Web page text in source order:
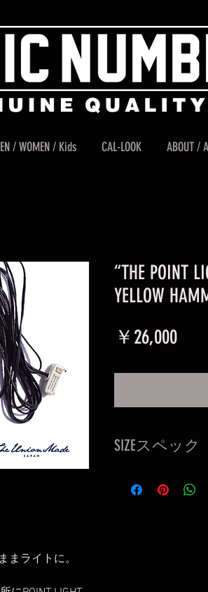
/ WOMEN / Kids CAL-LOOK ABOUT /
まライトに。
“THE POINT
YELLOW
￥26,000価
SIZEスペック
コード長：3M